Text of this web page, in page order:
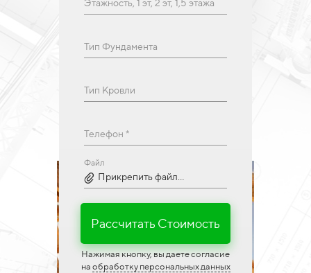
Этажность, 1 эт, 2 эт, 1,5 этажа
Тип Фундамента
Тип Кровли
Телефон *
Файл
Прикрепить файл...
Рассчитать Стоимость
Нажимая кнопку, вы даете согласие
на обработку персональных данных